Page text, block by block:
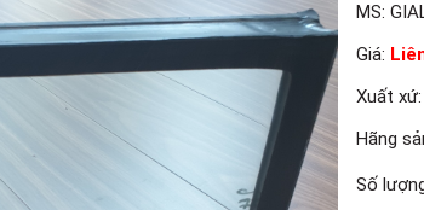
MS:
Giá:
Xuất
Hãng
Số